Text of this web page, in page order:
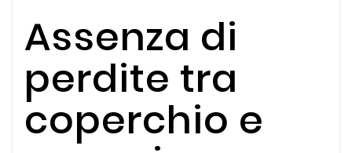
Assenza di
perdite tra
coperchio e